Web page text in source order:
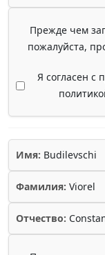
Прежде чем
пожалуйста,
Я согласен с
Имя: Budilevschi
Фамилия: Viorel
Отчество: